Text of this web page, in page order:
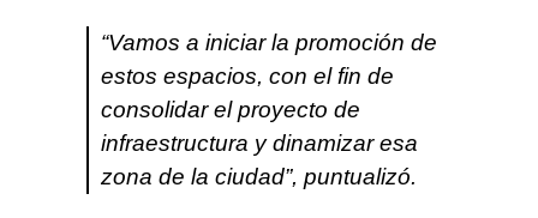
“Vamos a iniciar la promoción de
estos espacios, con el fin de
consolidar el proyecto de
infraestructura y dinamizar esa
zona de la ciudad”, puntualizó.